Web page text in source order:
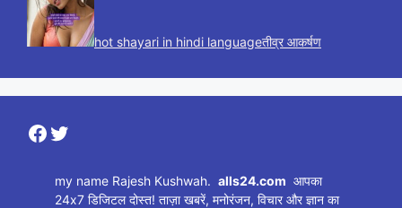
hot shayari in hindi languageतीव्र आकर्षण
Facebook
Twitter
my name Rajesh Kushwah.alls24.com आपका
24x7 डिजिटल दोस्त! ताज़ा खबरें, मनोरंजन, विचार और ज्ञान का